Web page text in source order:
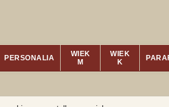
PERSONALIA
WIEK
M
WIEK
K